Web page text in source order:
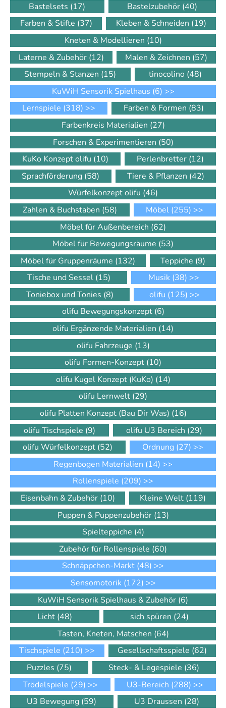
Bastelsets (17) Bastelzubehör (40)
Farben & Stifte (37) Kleben & Schneiden (19)
Kneten & Modellieren (10)
Laterne & Zubehör (12) Malen & Zeichnen (57)
Stempeln & Stanzen (15) tinocolino (48)
KuWiH Sensorik Spielhaus (6) >>
Lernspiele (318) >> Farben & Formen (83)
Farbenkreis Materialien (27)
Forschen & Experimentieren (50)
KuKo Konzept olifu (10) Perlenbretter (12)
Sprachförderung (58) Tiere & Pflanzen (42)
Würfelkonzept olifu (46)
Zahlen & Buchstaben (58) Möbel (255) >>
Möbel für Außenbereich (62)
Möbel für Bewegungsräume (53)
Möbel für Gruppenräume (132) Teppiche (9)
Tische und Sessel (15) Musik (38) >>
Toniebox und Tonies (8) olifu (125) >>
olifu Bewegungskonzept (6)
olifu Ergänzende Materialien (14)
olifu Fahrzeuge (13)
olifu Formen-Konzept (10)
olifu Kugel Konzept (KuKo) (14)
olifu Lernwelt (29)
olifu Platten Konzept (Bau Dir Was) (16)
olifu Tischspiele (9) olifu U3 Bereich (29)
olifu Würfelkonzept (52) Ordnung (27) >>
Regenbogen Materialien (14) >>
Rollenspiele (209) >>
Eisenbahn & Zubehör (10) Kleine Welt (119)
Puppen & Puppenzubehör (13)
Spielteppiche (4)
Zubehör für Rollenspiele (60)
Schnäppchen-Markt (48) >>
Sensomotorik (172) >>
KuWiH Sensorik Spielhaus & Zubehör (6)
Licht (48) sich spüren (24)
Tasten, Kneten, Matschen (64)
Tischspiele (210) >> Gesellschaftsspiele (62)
Puzzles (75) Steck- & Legespiele (36)
Trödelspiele (29) >> U3-Bereich (288) >>
U3 Bewegung (59) U3 Draussen (28)